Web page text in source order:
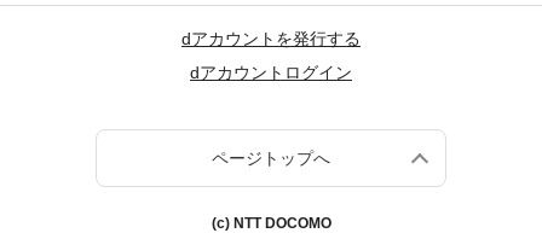
dアカウントを発行する
dアカウントログイン
ページトップへ
(c) NTT DOCOMO